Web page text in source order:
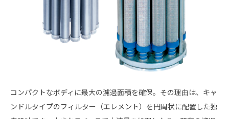
コンパクトなボディに最大の濾過面積を確保。その理由は、キャ
ンドルタイプのフィルター（エレメント）を円周状に配置した独